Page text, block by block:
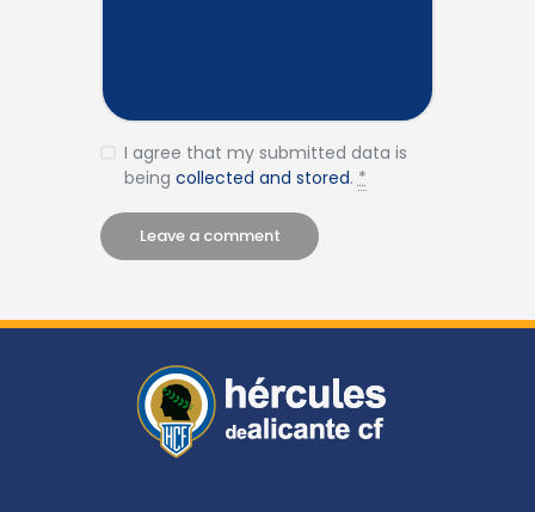
I agree that my submitted data is
being collected and stored. *